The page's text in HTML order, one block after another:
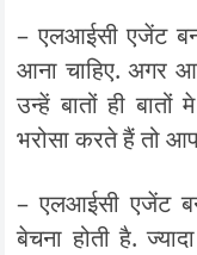
– एलआईसी एजेंट
आना चाहिए. अगर
उन्हें बातों ही
भरोसा करते हैं तो
– एलआईसी एजेंट
बेचना होती है.